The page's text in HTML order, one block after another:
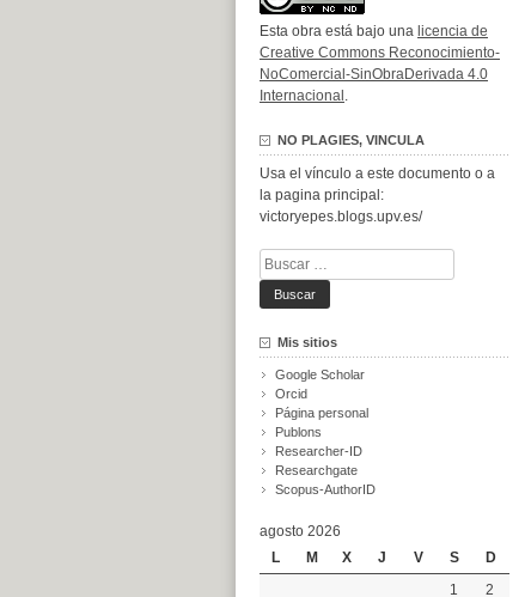
Esta obra está bajo una licencia de
Creative Commons Reconocimiento-
NoComercial-SinObraDerivada 4.0
Internacional .
NO PLAGIES, VINCULA
Usa el vínculo a este documento o a
la pagina principal:
victoryepes.blogs.upv.es/
Buscar:
Mis sitios
Google Scholar
Orcid
Página personal
Publons
Researcher-ID
Researchgate
Scopus-AuthorID
agosto 2026
L
M X J V S
D
1
2